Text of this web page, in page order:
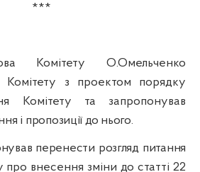
***
Комітету О.Омельченко
Комітету з проектом порядку
Комітету та запропонував
і пропозиції до нього.
перенести розгляд питання
про внесення зміни до статті 22